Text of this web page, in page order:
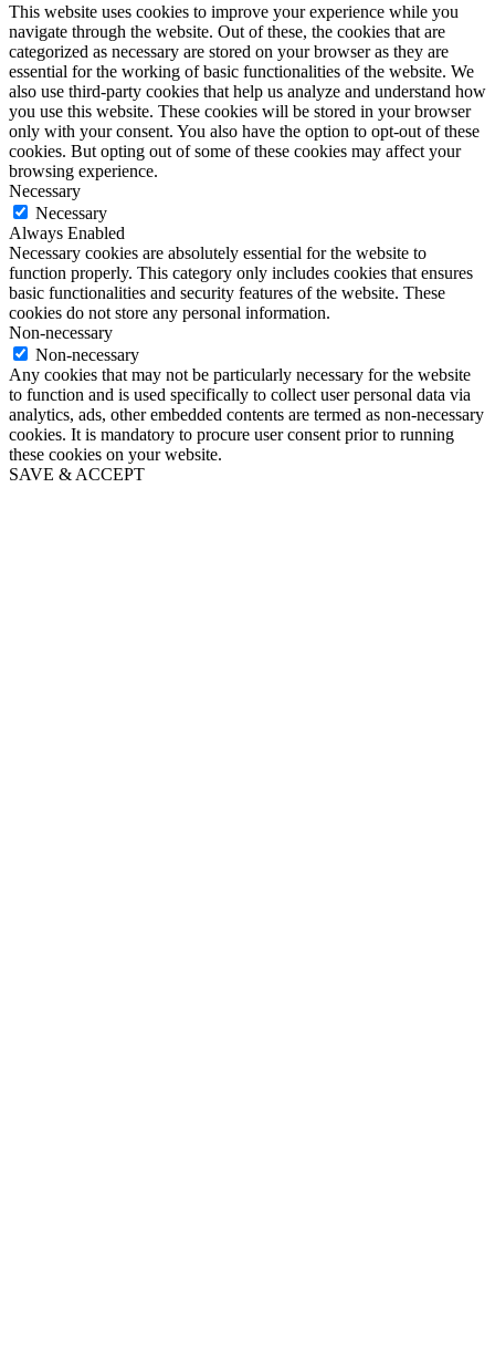
This website uses cookies to improve your experience while you
navigate through the website. Out of these, the cookies that are
categorized as necessary are stored on your browser as they are
essential for the working of basic functionalities of the website. We
also use third-party cookies that help us analyze and understand how
you use this website. These cookies will be stored in your browser
only with your consent. You also have the option to opt-out of these
cookies. But opting out of some of these cookies may affect your
browsing experience.
Necessary
Necessary
Always Enabled
Necessary cookies are absolutely essential for the website to
function properly. This category only includes cookies that ensures
basic functionalities and security features of the website. These
cookies do not store any personal information.
Non-necessary
Non-necessary
Any cookies that may not be particularly necessary for the website
to function and is used specifically to collect user personal data via
analytics, ads, other embedded contents are termed as non-necessary
cookies. It is mandatory to procure user consent prior to running
these cookies on your website.
SAVE & ACCEPT